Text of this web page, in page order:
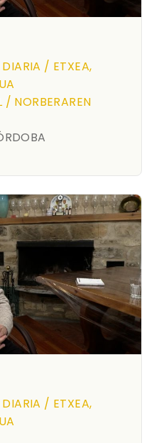
/ ETXEA,
/ NORBERAREN
/ ETXEA,